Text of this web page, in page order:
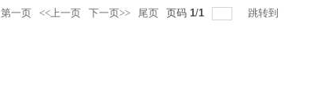
第一页 <<上一页 下一页>> 尾页 页码 1/1 跳转到